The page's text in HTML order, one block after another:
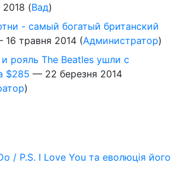
2018 (Вад)
- самый богатый британский
16 травня 2014 (Администратор)
рояль The Beatles ушли с
$285 — 22 березня 2014
)
/ P.S. I Love You та еволюція його